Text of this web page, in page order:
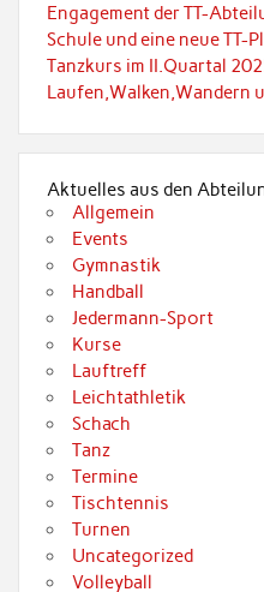
Engagement der TT-
Schule und eine neue TT-
Tanzkurs im II.Quartal
Laufen,Walken,Wandern
Aktuelles aus den
Allgemein
Events
Gymnastik
Handball
Jedermann-Sport
Kurse
Lauftreff
Leichtathletik
Schach
Tanz
Termine
Tischtennis
Turnen
Uncategorized
Volleyball